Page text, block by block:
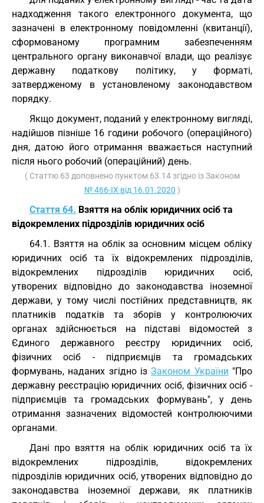
надходження такого електронного документа, що
зазначені в електронному повідомленні (квитанції),
сформованому програмним забезпеченням
центрального органу виконавчої влади, що реалізує
державну податкову політику, у форматі,
затвердженому в установленому законодавством
порядку.
Якщо документ, поданий у електронному вигляді,
надійшов пізніше 16 години робочого (операційного)
дня, датою його отримання вважається наступний
після нього робочий (операційний) день.
( Статтю 63 доповнено пунктом 63.14 згідно із Законом
№ 466-IX від 16.01.2020 )
Стаття 64. Взяття на облік юридичних осіб та
відокремлених підрозділів юридичних осіб
64.1. Взяття на облік за основним місцем обліку
юридичних осіб та їх відокремлених підрозділів,
відокремлених підрозділів юридичних осіб,
утворених відповідно до законодавства іноземної
держави, у тому числі постійних представництв, як
платників податків та зборів у контролюючих
органах здійснюється на підставі відомостей з
Єдиного державного реєстру юридичних осіб,
фізичних осіб - підприємців та громадських
формувань, наданих згідно ізЗаконом України "Про
державну реєстрацію юридичних осіб, фізичних осіб -
підприємців та громадських формувань", у день
отримання зазначених відомостей контролюючими
органами.
Дані про взяття на облік юридичних осіб та їх
відокремлених підрозділів, відокремлених
підрозділів юридичних осіб, утворених відповідно до
законодавства іноземної держави, як платників